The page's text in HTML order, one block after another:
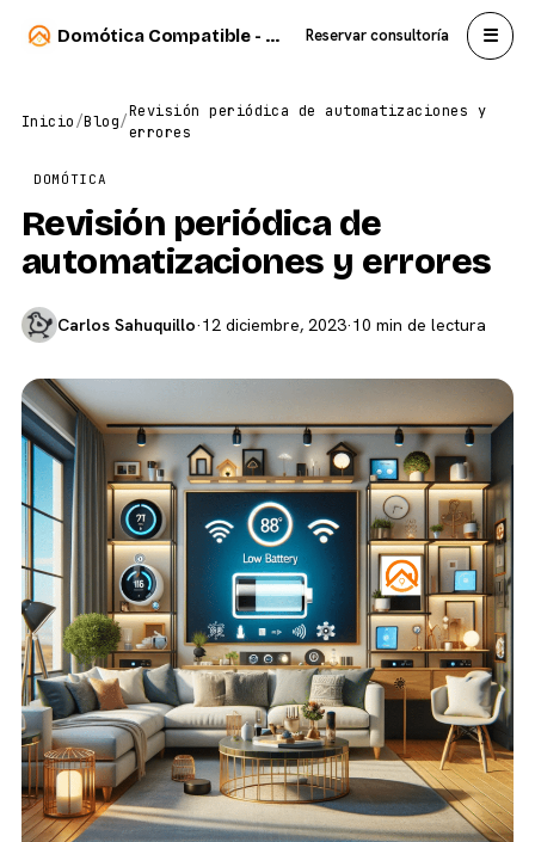
Domótica Compatible - Carlos Sahuquillo Reservar consultoría ☰
Inicio/Blog/
Revisión periódica de automatizaciones y
errores
DOMÓTICA
Revisión periódica de
automatizaciones y errores
Carlos Sahuquillo·12 diciembre, 2023·10 min de lectura